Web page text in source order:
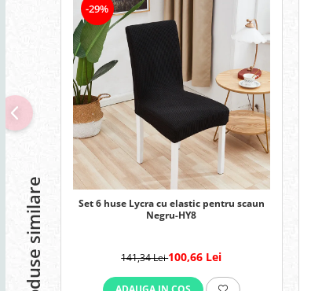
Produse similare
-29%
Set 6 huse Lycra cu elastic pentru scaun
Negru-HY8
141,34 Lei100,66 Lei